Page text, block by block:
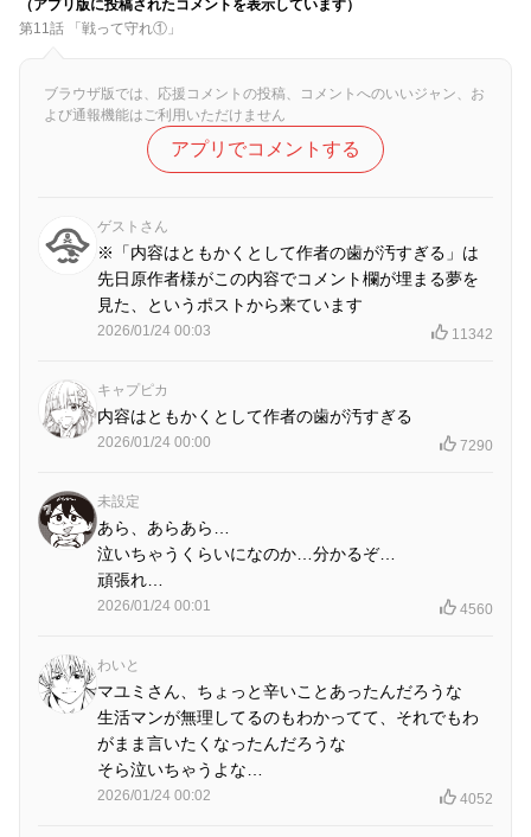
（アプリ版に投稿されたコメントを表示しています）
第11話 「戦って守れ①」
ブラウザ版では、応援コメントの投稿、コメントへのいいジャン、お
よび通報機能はご利用いただけません
アプリでコメントする
ゲストさん
※「内容はともかくとして作者の歯が汚すぎる」は
先日原作者様がこの内容でコメント欄が埋まる夢を
見た、というポストから来ています
2026/01/24 00:03 11342
キャプピカ
内容はともかくとして作者の歯が汚すぎる
2026/01/24 00:00 7290
未設定
あら、あらあら…
泣いちゃうくらいになのか…分かるぞ…
頑張れ…
2026/01/24 00:01 4560
わいと
マユミさん、ちょっと辛いことあったんだろうな
生活マンが無理してるのもわかってて、それでもわ
がまま言いたくなったんだろうな
そら泣いちゃうよな…
2026/01/24 00:02 4052